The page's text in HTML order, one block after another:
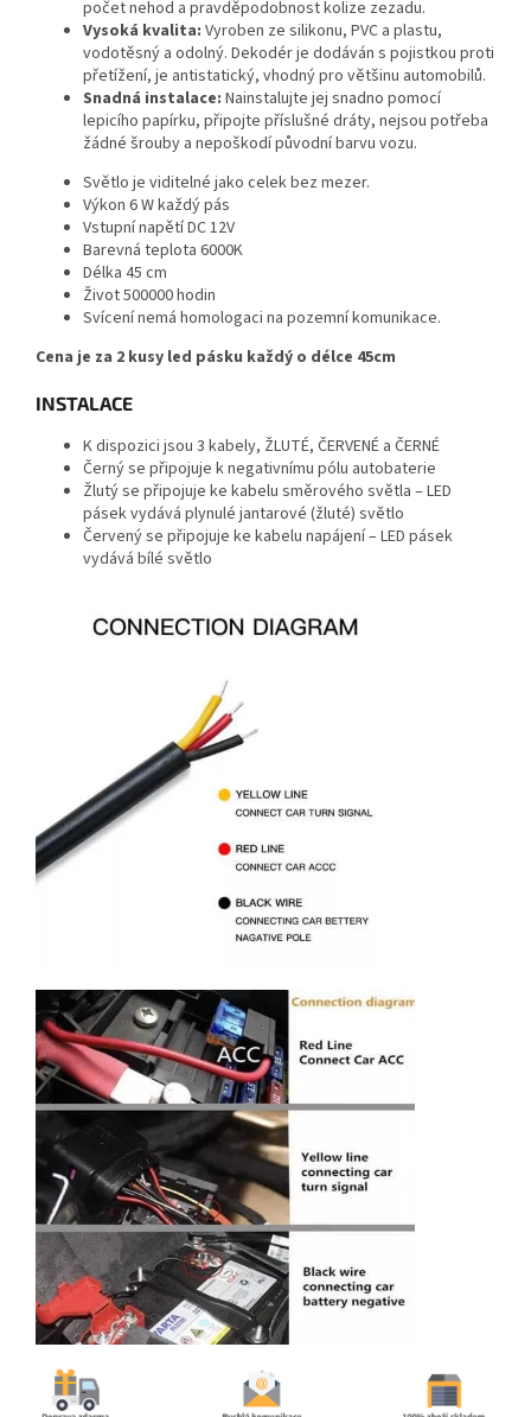
počet nehod a pravděpodobnost kolize zezadu.
Vysoká kvalita: Vyroben ze silikonu, PVC a plastu,
vodotěsný a odolný. Dekodér je dodáván s pojistkou proti
přetížení, je antistatický, vhodný pro většinu automobilů.
Snadná instalace: Nainstalujte jej snadno pomocí
lepicího papírku, připojte příslušné dráty, nejsou potřeba
žádné šrouby a nepoškodí původní barvu vozu.
Světlo je viditelné jako celek bez mezer.
Výkon 6 W každý pás
Vstupní napětí DC 12V
Barevná teplota 6000K
Délka 45 cm
Život 500000 hodin
Svícení nemá homologaci na pozemní komunikace.
Cena je za 2 kusy led pásku každý o délce 45cm
INSTALACE
K dispozici jsou 3 kabely, ŽLUTÉ, ČERVENÉ a ČERNÉ
Černý se připojuje k negativnímu pólu autobaterie
Žlutý se připojuje ke kabelu směrového světla – LED
pásek vydává plynulé jantarové (žluté) světlo
Červený se připojuje ke kabelu napájení – LED pásek
vydává bílé světlo